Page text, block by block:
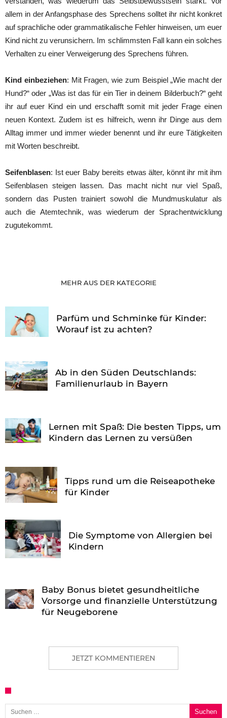
allem in der Anfangsphase des Sprechens solltet ihr nicht konkret
auf sprachliche oder grammatikalische Fehler hinweisen, um euer
Kind nicht zu verunsichern. Im schlimmsten Fall kann ein solches
Verhalten zu einer Verweigerung des Sprechens führen.
Kind einbeziehen: Mit Fragen, wie zum Beispiel „Wie macht der
Hund?“ oder „Was ist das für ein Tier in deinem Bilderbuch?“ geht
ihr auf euer Kind ein und erschafft somit mit jeder Frage einen
neuen Kontext. Zudem ist es hilfreich, wenn ihr Dinge aus dem
Alltag immer und immer wieder benennt und ihr eure Tätigkeiten
mit Worten beschreibt.
Seifenblasen: Ist euer Baby bereits etwas älter, könnt ihr mit ihm
Seifenblasen steigen lassen. Das macht nicht nur viel Spaß,
sondern das Pusten trainiert sowohl die Mundmuskulatur als
auch die Atemtechnik, was wiederum der Sprachentwicklung
zugutekommt.
MEHR AUS DER KATEGORIE
Parfüm und Schminke für Kinder:
Worauf ist zu achten?
Ab in den Süden Deutschlands:
Familienurlaub in Bayern
Lernen mit Spaß: Die besten Tipps, um
Kindern das Lernen zu versüßen
Tipps rund um die Reiseapotheke
für Kinder
Die Symptome von Allergien bei
Kindern
Baby Bonus bietet gesundheitliche
Vorsorge und finanzielle Unterstützung
für Neugeborene
JETZT KOMMENTIEREN
Suchen nach: